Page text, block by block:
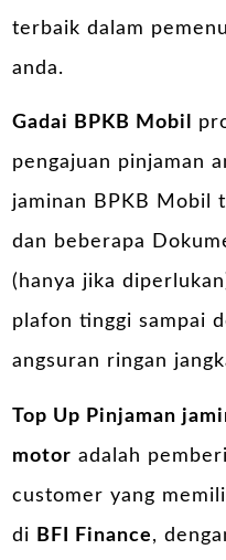
terbaik dalam
anda.
Gadai BPKB Mobil
pengajuan pinjaman
jaminan BPKB Mobil
dan beberapa
(hanya jika
plafon tinggi sampai
angsuran ringan
Top Up Pinjaman
motor adalah
customer yang
di BFI Finance,